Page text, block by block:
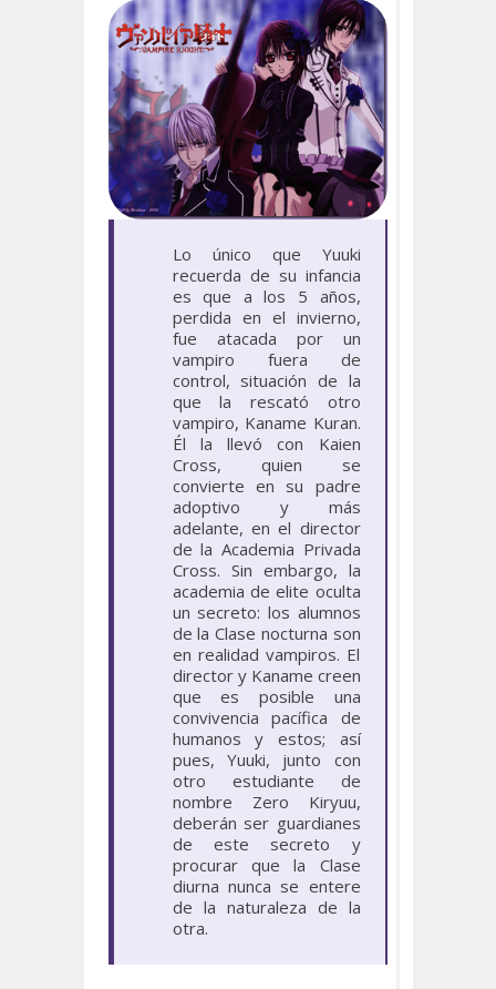
Lo único que Yuuki
recuerda de su infancia
es que a los 5 años,
perdida en el invierno,
fue atacada por un
vampiro fuera de
control, situación de la
que la rescató otro
vampiro, Kaname Kuran.
Él la llevó con Kaien
Cross, quien se
convierte en su padre
adoptivo y más
adelante, en el director
de la Academia Privada
Cross. Sin embargo, la
academia de elite oculta
un secreto: los alumnos
de la Clase nocturna son
en realidad vampiros. El
director y Kaname creen
que es posible una
convivencia pacífica de
humanos y estos; así
pues, Yuuki, junto con
otro estudiante de
nombre Zero Kiryuu,
deberán ser guardianes
de este secreto y
procurar que la Clase
diurna nunca se entere
de la naturaleza de la
otra.